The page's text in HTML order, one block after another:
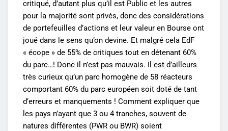
critiqué, d’autant plus qu’il est Public et les autres
pour la majorité sont privés, donc des considérations
de portefeuilles d’actions et leur valeur en Bourse ont
joué dans le sens qu’on devine. Et malgré cela EdF
« écope » de 55% de critiques tout en détenant 60%
du parc…! Donc il n’est pas mauvais. Il est d’ailleurs
très curieux qu’un parc homogène de 58 réacteurs
comportant 60% du parc européen soit doté de tant
d’erreurs et manquements ! Comment expliquer que
les pays n’ayant que 3 ou 4 tranches, souvent de
natures différentes (PWR ou BWR) soient